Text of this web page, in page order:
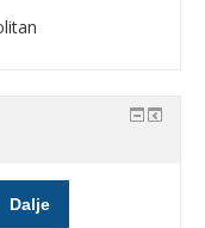
Dalje